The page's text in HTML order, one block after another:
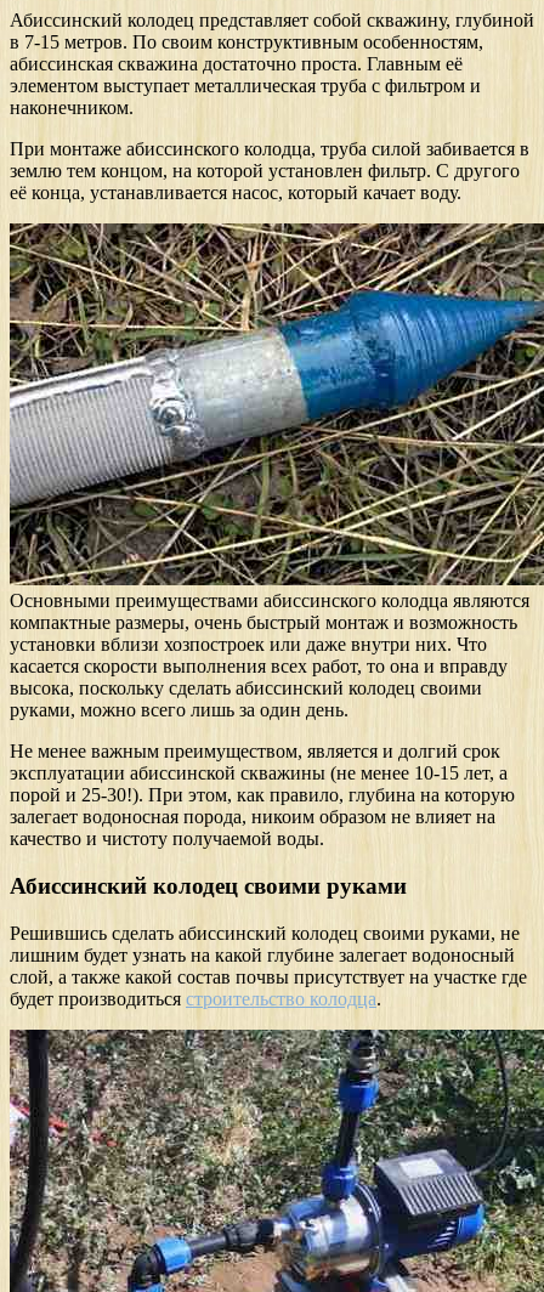
Абиссинский колодец представляет собой скважину, глубиной
в 7-15 метров. По своим конструктивным особенностям,
абиссинская скважина достаточно проста. Главным её
элементом выступает металлическая труба с фильтром и
наконечником.
При монтаже абиссинского колодца, труба силой забивается в
землю тем концом, на которой установлен фильтр. С другого
её конца, устанавливается насос, который качает воду.
Основными преимуществами абиссинского колодца являются
компактные размеры, очень быстрый монтаж и возможность
установки вблизи хозпостроек или даже внутри них. Что
касается скорости выполнения всех работ, то она и вправду
высока, поскольку сделать абиссинский колодец своими
руками, можно всего лишь за один день.
Не менее важным преимуществом, является и долгий срок
эксплуатации абиссинской скважины (не менее 10-15 лет, а
порой и 25-30!). При этом, как правило, глубина на которую
залегает водоносная порода, никоим образом не влияет на
качество и чистоту получаемой воды.
Абиссинский колодец своими руками
Решившись сделать абиссинский колодец своими руками, не
лишним будет узнать на какой глубине залегает водоносный
слой, а также какой состав почвы присутствует на участке где
будет производиться строительство колодца.